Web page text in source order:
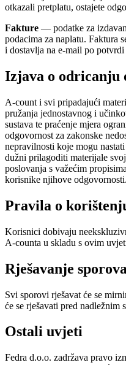
otkazali pretplatu, ostajete
Fakture — podatke za
podacima za naplatu. Faktura
i dostavlja na e-mail po potvrdi
Izjava o odricanju
A-count i svi pripadajući
pružanja jednostavnog i
sustava te praćenje mjera
odgovornost za zakonske
nepravilnosti koje mogu
dužni prilagoditi materijale
poslovanja s važećim
korisnike njihove odgovornosti.
Pravila o
Korisnici dobivaju
A-counta u skladu s ovim
Rješavanje sporova
Svi sporovi rješavat će se
će se rješavati pred nadležnim
Ostali uvjeti
Fedra d.o.o. zadržava pravo